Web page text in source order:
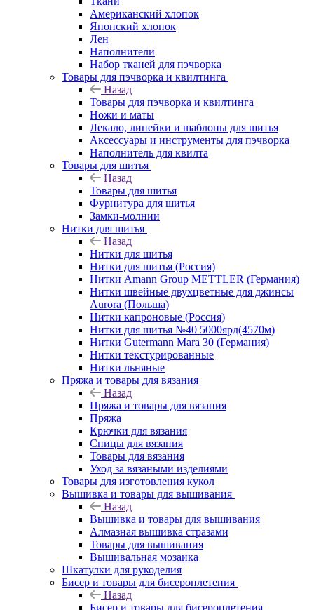
Американский хлопок
Японский хлопок
Лен
Наполнители
Набор тканей для пэчворка
Товары для пэчворка и квилтинга
Назад
Товары для пэчворка и квилтинга
Ножи и маты
Лекало, линейки и шаблоны для шитья
Аксессуары и инструменты для пэчворка
Наполнитель для квилта
Товары для шитья
Назад
Товары для шитья
Фурнитура для шитья
Замки-молнии
Нитки для шитья
Назад
Нитки для шитья
Нитки для шитья (Россия)
Нитки Amann Group METTLER (Германия)
Нитки швейные двухцветные для джинсы
Aurora (Польша)
Нитки капроновые (Россия)
Нитки для шитья №40 5000ярд(4570м)
Нитки Gutermann Mara 30 (Германия)
Нитки текстурированные
Нитки льняные
Пряжа и товары для вязания
Назад
Пряжа и товары для вязания
Пряжа
Крючки для вязания
Спицы для вязания
Товары для вязания
Уход за вязаными изделиями
Товары для изготовления кукол
Вышивка и товары для вышивания
Назад
Вышивка и товары для вышивания
Алмазная вышивка стразами
Товары для вышивания
Вышивальная мозаика
Шкатулки для рукоделия
Бисер и товары для бисероплетения
Назад
Бисер и товары для бисероплетения